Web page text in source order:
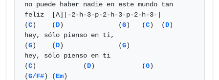
no puede haber nadie en este mundo tan
feliz  [A]|-2-h-3-p-2-h-3-p-2-h-3-|
(C)    (D)              (G)   (C)  (D)
hey, sólo pienso en ti,
(G)    (D)              (G)
hey, sólo pienso en ti
(C)            (D)            (G)
(G/F#) (Em)